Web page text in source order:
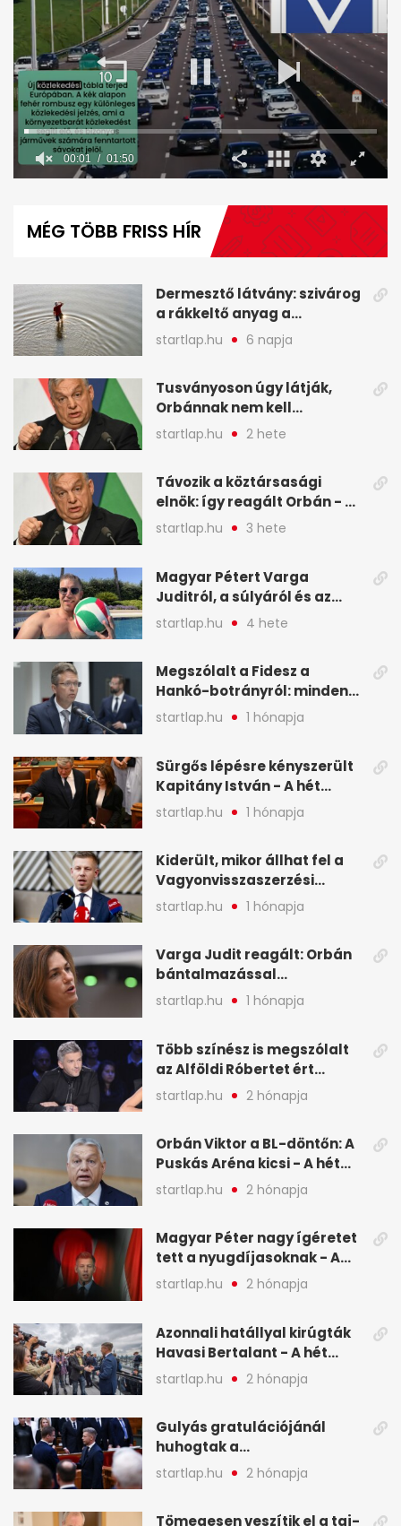
minute,
00:02 01:50
MÉG TÖBB FRISS HÍR
Dermesztő látvány: szivárog
a rákkeltő anyag a
kiszáradó Dunába
Budapesten - A hét
képekben
startlap.hu 6 napja
Tusványoson úgy látják,
Orbánnak nem kell
változtatnia - A hét
legfontosabb hírei
startlap.hu 2 hete
Távozik a köztársasági
elnök: így reagált Orbán - A
hét legfontosabb hírei
képekben
startlap.hu 3 hete
Magyar Pétert Varga
Juditról, a súlyáról és az
alvásidejéről is faggatták a
Redditen, sok kérdésre sírva
A hét legfontosabb hírei
képekben
startlap.hu 4 hete
Megszólalt a Fidesz a
Hankó-botrányról: minden
forint jó helyre ment - A hét
legfontosabb hírei
startlap.hu 1 hónapja
Sürgős lépésre kényszerült
Kapitány István - A hét
legfontosabb hírei
képekben
startlap.hu 1 hónapja
Kiderült, mikor állhat fel a
Vagyonvisszaszerzési
Hivatal - A hét legfontosabb
hírei képekben
startlap.hu 1 hónapja
Varga Judit reagált: Orbán
bántalmazással
kapcsolatban emlegette - A
hét legfontosabb hírei
startlap.hu 1 hónapja
Több színész is megszólalt
az Alföldi Róbertet ért
vádakról - A hét
legfontosabb hírei
startlap.hu 2 hónapja
Orbán Viktor a BL-döntőn: A
Puskás Aréna kicsi - A hét
legfontosabb hírei képeken
startlap.hu 2 hónapja
Magyar Péter nagy ígéretet
tett a nyugdíjasoknak - A
hét legfontosabb hírei
képekben
startlap.hu 2 hónapja
Azonnali hatállyal kirúgták
Havasi Bertalant - A hét
legfontosabb hírei
képekben
startlap.hu 2 hónapja
Gulyás gratulációjánál
huhogtak a
leghangosabban, miután
Magyart miniszterelnökké
startlap.hu 2 hónapja
Tömegesen veszítik el a taj-